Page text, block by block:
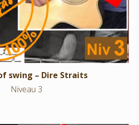
Niveau 3
swing – Dire Straits
Niveau 3